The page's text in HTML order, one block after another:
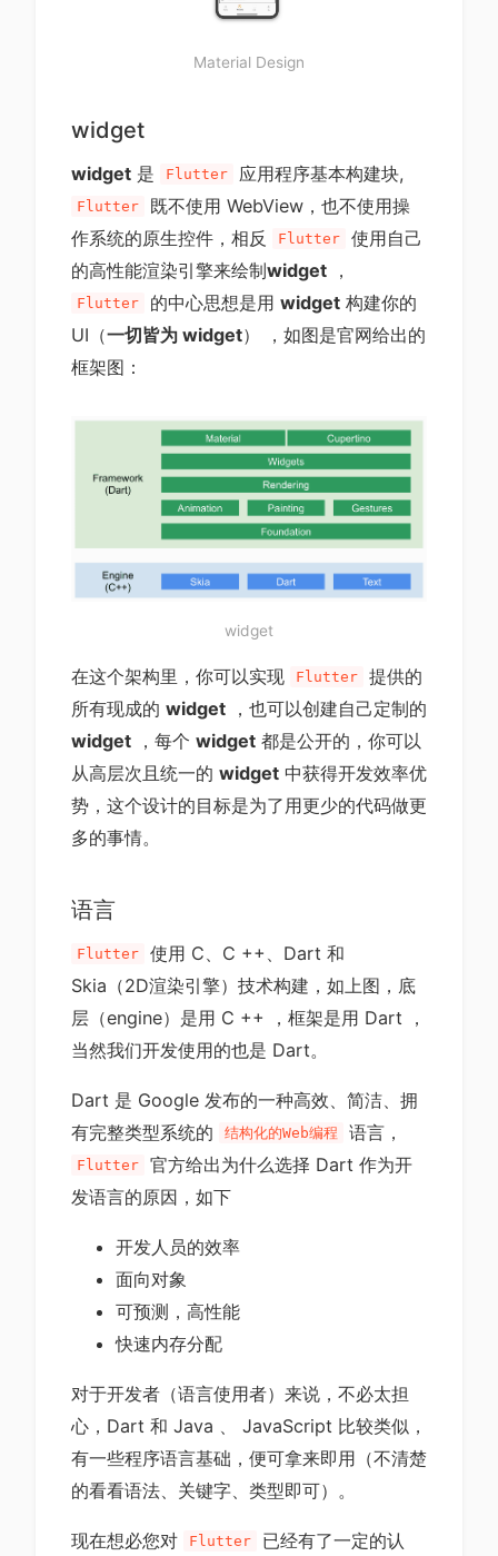
Material Design
widget
widget 是 Flutter 应用程序基本构建块,
Flutter
既不使用 WebView，也不使用操
作系统的原生控件，相反
Flutter
使用自己
的高性能渲染引擎来绘制widget ，
Flutter 的中心思想是用widget 构建你的
UI（一切皆为 widget） ，如图是官网给出的
框架图：
widget
在这个架构里，你可以实现 Flutter
提供的
所有现成的 widget ，也可以创建自己定制的
widget ，每个 widget 都是公开的，你可以
从高层次且统一的 widget 中获得开发效率优
势，这个设计的目标是为了用更少的代码做更
多的事情。
语言
Flutter
使用 C、C ++、Dart 和
Skia（2D渲染引擎）技术构建，如上图，底
层（engine）是用 C ++ ，框架是用 Dart ，
当然我们开发使用的也是 Dart。
Dart 是 Google 发布的一种高效、简洁、拥
有完整类型系统的
结构化的Web编程 语言，
Flutter
官方给出为什么选择 Dart 作为开
发语言的原因，如下
开发人员的效率
面向对象
可预测，高性能
快速内存分配
对于开发者（语言使用者）来说，不必太担
心，Dart 和 Java 、 JavaScript 比较类似，
有一些程序语言基础，便可拿来即用（不清楚
的看看语法、关键字、类型即可）。
现在想必您对 Flutter 已经有了一定的认